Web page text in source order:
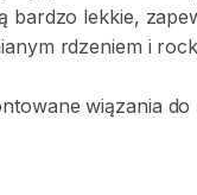
bardzo lekkie​​​​​,​
rdzeniem i
wiązania do